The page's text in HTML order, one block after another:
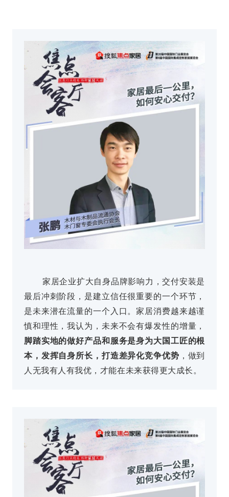
家居企业扩大自身品牌影响力，交付安装是
最后冲刺阶段，是建立信任很重要的一个环节，
是未来潜在流量的一个入口。家居消费越来越谨
慎和理性，我认为，未来不会有爆发性的增量，
脚踏实地的做好产品和服务是身为大国工匠的根
本，发挥自身所长，打造差异化竞争优势 ，做到
人无我有人有我优，才能在未来获得更大成长。